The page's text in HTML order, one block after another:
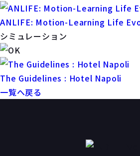
ANLIFE: Motion-Learning Life
シミュレーション
The Guidelines : Hotel Napoli
一覧へ戻る